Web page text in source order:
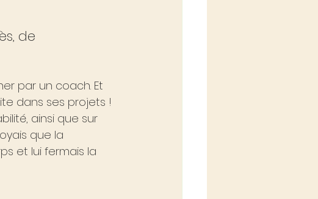
de
par un coach. Et
dans ses projets !
ainsi que sur
que la
et lui fermais la